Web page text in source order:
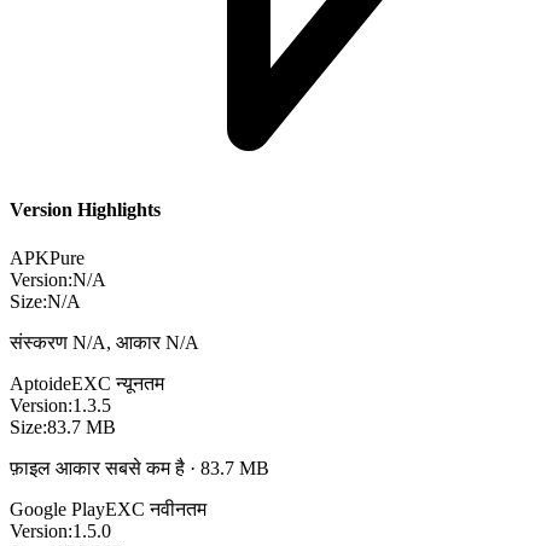
Version Highlights
APKPure
Version:N/A
Size:N/A
संस्करण N/A, आकार N/A
AptoideEXC न्यूनतम
Version:1.3.5
Size:83.7 MB
फ़ाइल आकार सबसे कम है · 83.7 MB
Google PlayEXC नवीनतम
Version:1.5.0